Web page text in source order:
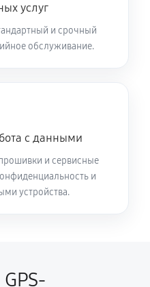
услуг
и срочный
обслуживание.
с данными
и сервисные
и
устройства.